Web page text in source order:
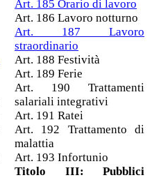
Art. 185 Orario di lavoro
Art. 186 Lavoro notturno
Art. 187 Lavoro
straordinario
Art. 188 Festività
Art. 189 Ferie
Art. 190 Trattamenti
salariali integrativi
Art. 191 Ratei
Art. 192 Trattamento di
malattia
Art. 193 Infortunio
Titolo III: Pubblici